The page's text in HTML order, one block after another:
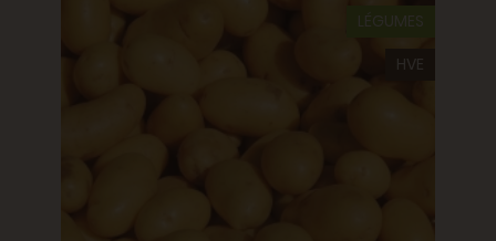
LÉGUMES
HVE